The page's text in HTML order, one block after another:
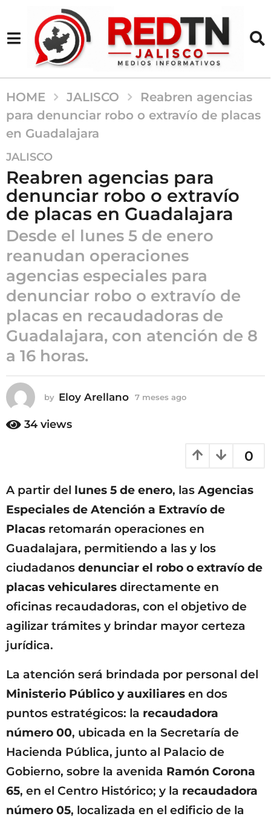
HOME JALISCO
Reabren agencias
para denunciar robo o extravío de placas
en Guadalajara
7
m
e
s
e
a
g
o
7
m
e
s
e
s
g
o
JALISCO
Reabren agencias para
denunciar robo o extravío
de placas en Guadalajara
Desde el lunes 5 de enero
reanudan operaciones
agencias especiales para
denunciar robo o extravío de
placas en recaudadoras de
Guadalajara, con atención de 8
a 16 horas.
by Eloy Arellano 7 meses ago
o
34 views
0
A partir del lunes 5 de enero, las Agencias
Especiales de Atención a Extravío de
Placas retomarán operaciones en
Guadalajara, permitiendo a las y los
ciudadanos denunciar el robo o extravío de
placas vehiculares directamente en
oficinas recaudadoras, con el objetivo de
agilizar trámites y brindar mayor certeza
jurídica.
La atención será brindada por personal del
Ministerio Público y auxiliares en dos
puntos estratégicos: la recaudadora
número 00, ubicada en la Secretaría de
Hacienda Pública, junto al Palacio de
Gobierno, sobre la avenida Ramón Corona
65, en el Centro Histórico; y la recaudadora
número 05, localizada en el edificio de la